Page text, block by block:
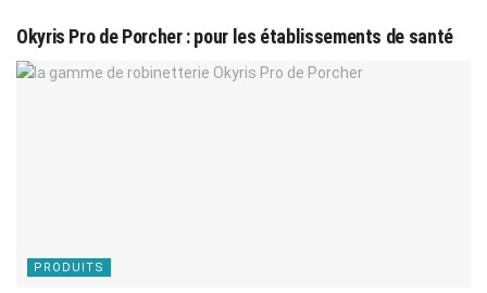
Okyris Pro de Porcher : pour les établissements de santé
PRODUITS